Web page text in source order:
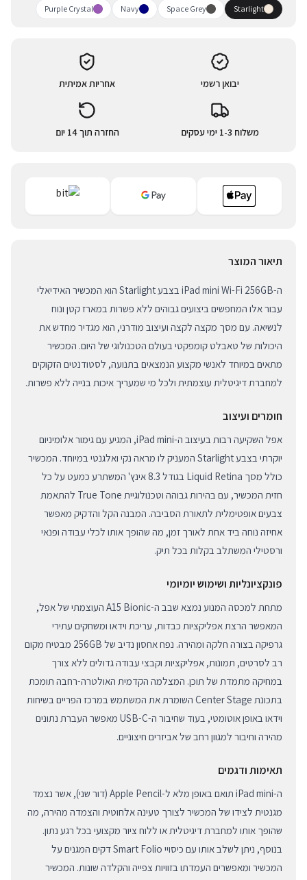
Starlight
Space Grey
Navy
Purple Crystal
יבואן רשמי אחריות אמיתית
משלוח 1-3 ימי עסקים החזרה תוך 14 יום
תיאור המוצר
ה-iPad mini Wi-Fi 256GB בצבע Starlight הוא המכשיר האידיאלי
עבור אלו המחפשים ביצועים גבוהים ללא פשרות במארז קטן ונוח
לנשיאה. עם מסך מקצה לקצה ועיצוב מודרני, הוא מגדיר מחדש את
היכולות של טאבלט קומפקטי בעולם הטכנולוגי של היום. המכשיר
מתאים במיוחד לאנשי מקצוע הנמצאים בתנועה, לסטודנטים הזקוקים
למחברת דיגיטלית עוצמתית ולכל מי שמעריך איכות בנייה ללא פשרות.
חומרים ועיצוב
אפל השקיעה רבות בעיצוב ה-iPad mini, המגיע עם גימור אלומיניום
יוקרתי בצבע Starlight המעניק לו מראה נקי ואלגנטי במיוחד. המכשיר
כולל מסך Liquid Retina בגודל 8.3 אינץ' המשתרע כמעט על כל
חזית המכשיר, עם בהירות גבוהה וטכנולוגיית True Tone להתאמת
צבעים אופטימלית לתאורת הסביבה. המבנה הקל והדקיק מאפשר
אחיזה נוחה ביד אחת לאורך זמן, מה שהופך אותו לכלי עבודה ופנאי
ורסטילי המשתלב בקלות בכל תיק.
פונקציונליות ושימוש יומיומי
מתחת למכסה המנוע נמצא שבב ה-A15 Bionic העוצמתי של אפל,
המאפשר הרצת אפליקציות כבדות, עריכת וידאו ומשחקים עתירי
גרפיקה בצורה חלקה ומהירה. נפח אחסון נדיב של 256GB מבטיח מקום
רב לסרטים, תמונות, אפליקציות וקבצי עבודה גדולים ללא צורך
במחיקה מתמדת של תוכן. המצלמה הקדמית האולטרה-רחבה תומכת
בתכונת Center Stage השומרת את המשתמש במרכז הפריים בשיחות
וידאו באופן אוטומטי, בעוד שחיבור ה-USB-C מאפשר העברת נתונים
מהירה וחיבור למגוון רחב של אביזרים חיצוניים.
תאימות ודגמים
ה-iPad mini תואם באופן מלא ל-Apple Pencil (דור שני), אשר נצמד
מגנטית לצידו של המכשיר לצורך טעינה אלחוטית והצמדה מהירה, מה
שהופך אותו למחברת דיגיטלית או ללוח ציור מקצועי בכל רגע נתון.
בנוסף, ניתן לשלב אותו עם כיסויי Smart Folio דקים המגנים על
המכשיר ומאפשרים העמדתו בזוויות צפייה והקלדה שונות. המכשיר